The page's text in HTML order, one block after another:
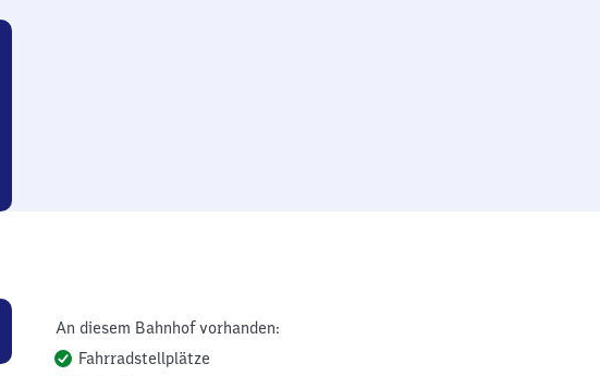
An diesem Bahnhof vorhanden:
Fahrradstellplätze